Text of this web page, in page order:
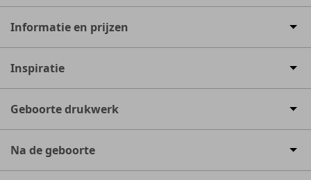
Informatie en prijzen
Inspiratie
Geboorte drukwerk
Na de geboorte